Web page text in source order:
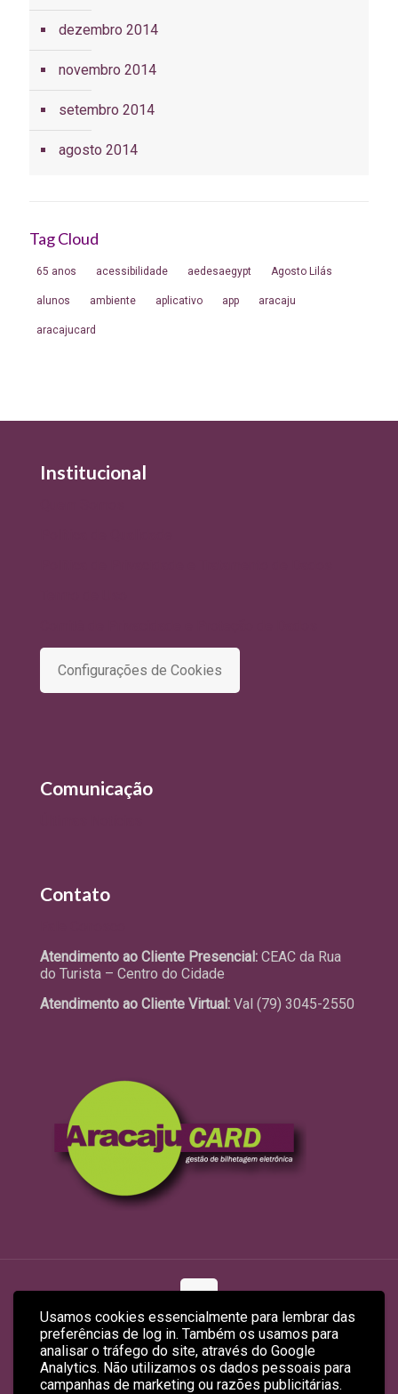
Usamos cookies essencialmente para lembrar das
preferências de log in. Também os usamos para
analisar o tráfego do site, através do Google
Analytics. Não utilizamos os dados pessoais para
campanhas de marketing ou razões publicitárias.
dezembro 2014
novembro 2014
setembro 2014
agosto 2014
Tag Cloud
65 anos acessibilidade aedesaegypt Agosto Lilás
alunos ambiente aplicativo app aracaju
aracajucard
Institucional
Configurações de Cookies
Comunicação
Contato
Atendimento ao Cliente Presencial: CEAC da Rua
do Turista – Centro do Cidade
Atendimento ao Cliente Virtual: Val (79) 3045-2550
© 2026 ARACAJUCARD LTDA
Site Produzido porEmpreendex.com&Baruk Soft